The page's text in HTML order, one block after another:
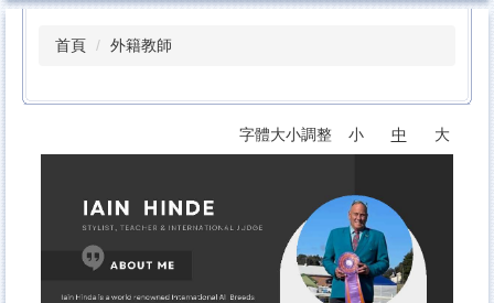
首頁 外籍教師
字體大小調整 小 中 大